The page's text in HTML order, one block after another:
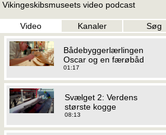
Vikingeskibsmuseets video podcast
Video Kanaler Søg
Bådebyggerlærlingen
Oscar og en færøbåd
01:17
Svælget 2: Verdens
største kogge
08:13